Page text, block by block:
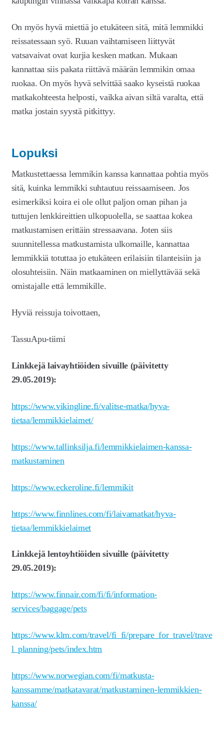
On myös hyvä miettiä jo etukäteen sitä, mitä lemmikki
reissatessaan syö. Ruuan vaihtamiseen liittyvät
vatsavaivat ovat kurjia kesken matkan. Mukaan
kannattaa siis pakata riittävä määrän lemmikin omaa
ruokaa. On myös hyvä selvittää saako kyseistä ruokaa
matkakohteesta helposti, vaikka aivan siltä varalta, että
matka jostain syystä pitkittyy.
Lopuksi
Matkustettaessa lemmikin kanssa kannattaa pohtia myös
sitä, kuinka lemmikki suhtautuu reissaamiseen. Jos
esimerkiksi koira ei ole ollut paljon oman pihan ja
tuttujen lenkkireittien ulkopuolella, se saattaa kokea
matkustamisen erittäin stressaavana. Joten siis
suunnitellessa matkustamista ulkomaille, kannattaa
lemmikkiä totuttaa jo etukäteen erilaisiin tilanteisiin ja
olosuhteisiin. Näin matkaaminen on miellyttävää sekä
omistajalle että lemmikille.
Hyviä reissuja toivottaen,
TassuApu-tiimi
Linkkejä laivayhtiöiden sivuille (päivitetty
29.05.2019):
https://www.vikingline.fi/valitse-matka/hyva-
tietaa/lemmikkielaimet/
https://www.tallinksilja.fi/lemmikkielaimen-kanssa-
matkustaminen
https://www.eckeroline.fi/lemmikit
https://www.finnlines.com/fi/laivamatkat/hyva-
tietaa/lemmikkielaimet
Linkkejä lentoyhtiöiden sivuille (päivitetty
29.05.2019):
https://www.finnair.com/fi/fi/information-
services/baggage/pets
https://www.klm.com/travel/fi_fi/prepare_for_travel/trave
l_planning/pets/index.htm
https://www.norwegian.com/fi/matkusta-
kanssamme/matkatavarat/matkustaminen-lemmikkien-
kanssa/